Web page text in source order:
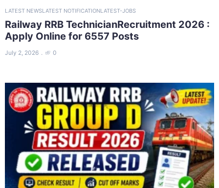
LATEST NEWSLATEST NOTIFICATIONLATEST-JOBS
Railway RRB TechnicianRecruitment 2026 :
Apply Online for 6557 Posts
July 2, 2026 0